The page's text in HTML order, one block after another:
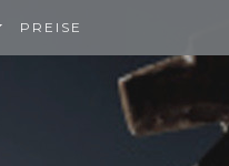
PREISE